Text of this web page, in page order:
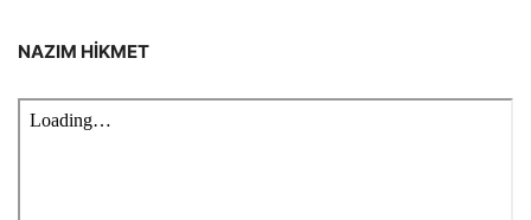
NAZIM HİKMET